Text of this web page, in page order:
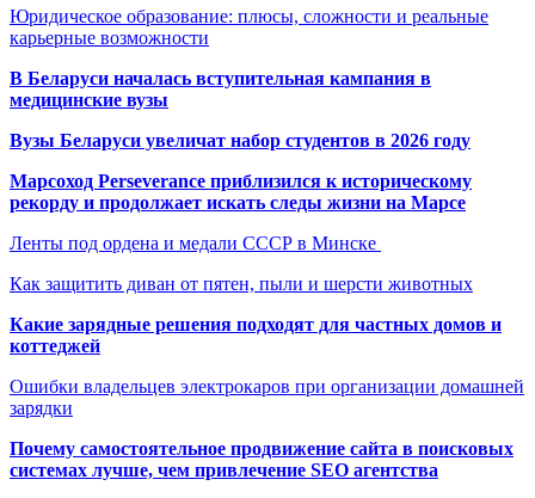
Юридическое образование: плюсы, сложности и реальные
карьерные возможности
В Беларуси началась вступительная кампания в
медицинские вузы
Вузы Беларуси увеличат набор студентов в 2026 году
Марсоход Perseverance приблизился к историческому
рекорду и продолжает искать следы жизни на Марсе
Ленты под ордена и медали СССР в Минске
Как защитить диван от пятен, пыли и шерсти животных
Какие зарядные решения подходят для частных домов и
коттеджей
Ошибки владельцев электрокаров при организации домашней
зарядки
Почему самостоятельное продвижение сайта в поисковых
системах лучше, чем привлечение SEO агентства